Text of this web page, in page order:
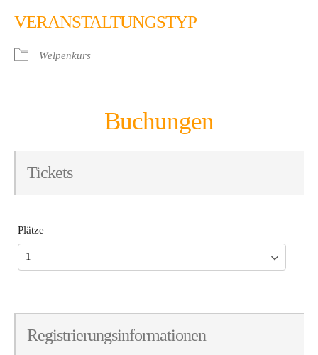
VERANSTALTUNGSTYP
Welpenkurs
Buchungen
Tickets
Plätze
Registrierungsinformationen